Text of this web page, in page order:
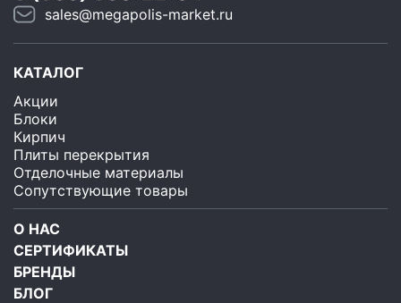
sales@megapolis-market.ru
КАТАЛОГ
Акции
Блоки
Кирпич
Плиты перекрытия
Отделочные материалы
Сопутствующие товары
О НАС
СЕРТИФИКАТЫ
БРЕНДЫ
БЛОГ